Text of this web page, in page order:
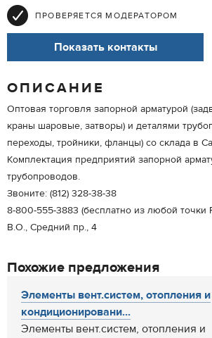
ПРОВЕРЯЕТСЯ МОДЕРАТОРОМ
Показать контакты
ОПИСАНИЕ
Оптовая торговля запорной арматурой
краны шаровые, затворы) и деталями
переходы, тройники, фланцы) со склада в
Комплектация предприятий запорной
трубопроводов.
Звоните: (812) 328-38-38
8-800-555-3883 (бесплатно из любой точки
В.О., Средний пр., 4
Похожие предложения
Элементы вент.систем, отопления и
кондиционировани...
Элементы вент.систем, отопления и